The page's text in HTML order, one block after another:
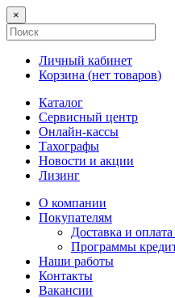
×
Личный кабинет
Корзина (нет товаров)
Каталог
Сервисный центр
Онлайн-кассы
Тахографы
Новости и акции
Лизинг
О компании
Покупателям
Доставка и оплата
Программы
Наши работы
Контакты
Вакансии